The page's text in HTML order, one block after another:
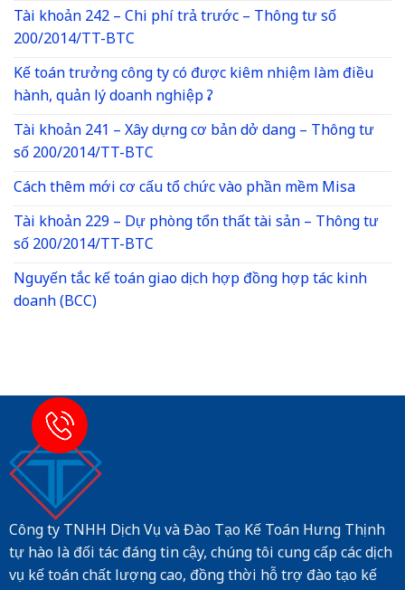
Tài khoản 242 – Chi phí trả trước – Thông tư số
200/2014/TT-BTC
Kế toán trưởng công ty có được kiêm nhiệm làm điều
hành, quản lý doanh nghiệp ?
Tài khoản 241 – Xây dựng cơ bản dở dang – Thông tư
số 200/2014/TT-BTC
Cách thêm mới cơ cấu tổ chức vào phần mềm Misa
Tài khoản 229 – Dự phòng tổn thất tài sản – Thông tư
số 200/2014/TT-BTC
Nguyến tắc kế toán giao dịch hợp đồng hợp tác kinh
doanh (BCC)
Công ty TNHH Dịch Vụ và Đào Tạo Kế Toán Hưng Thịnh
tự hào là đối tác đáng tin cậy, chúng tôi cung cấp các dịch
vụ kế toán chất lượng cao, đồng thời hỗ trợ đào tạo kế